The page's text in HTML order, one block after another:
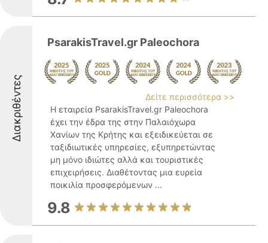
Διακριθέντες
PsarakisTravel.gr Paleochora
Δείτε περισσότερα >>
Η εταιρεία PsarakisTravel.gr Paleochora
έχει την έδρα της στην Παλαιόχωρα
Χανίων της Κρήτης και εξειδικεύεται σε
ταξιδιωτικές υπηρεσίες, εξυπηρετώντας
μη μόνο ιδιώτες αλλά και τουριστικές
επιχειρήσεις. Διαθέτοντας μια ευρεία
ποικιλία προσφερόμενων ...
9.8